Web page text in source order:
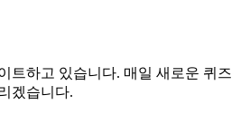
트하고 있습니다. 매일 새로운 퀴즈
겠습니다.